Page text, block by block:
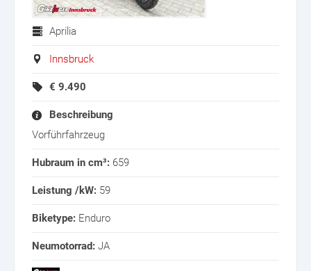
Aprilia
Innsbruck
€ 9.490
Beschreibung
Vorführfahrzeug
Hubraum in cm³: 659
Leistung /kW: 59
Biketype: Enduro
Neumotorrad: JA